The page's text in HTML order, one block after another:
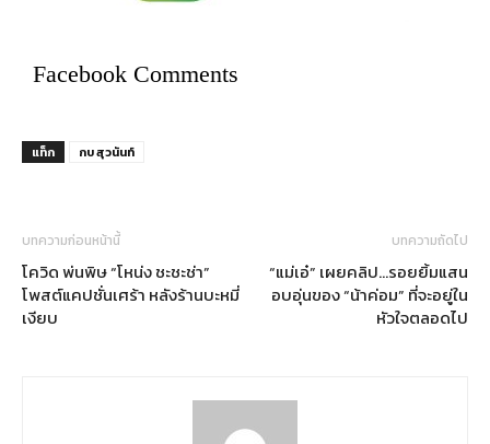
Facebook Comments
แท็ก กบ สุวนันท์
บทความก่อนหน้านี้
โควิด พ่นพิษ “โหน่ง ชะชะช่า”
โพสต์แคปชั่นเศร้า หลังร้านบะหมี่
เงียบ
บทความถัดไป
“แม่เอ๋” เผยคลิป…รอยยิ้มแสน
อบอุ่นของ “น้าค่อม” ที่จะอยู่ใน
หัวใจตลอดไป